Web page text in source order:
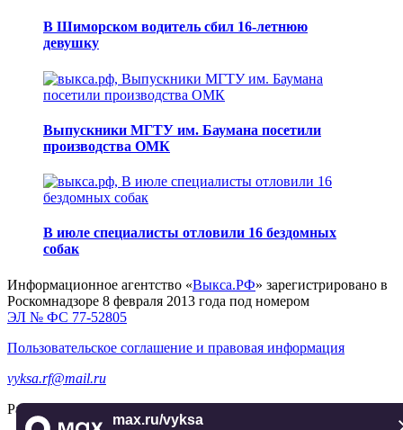
В Шиморском водитель сбил 16-летнюю
девушку
Выпускники МГТУ им. Баумана посетили
производства ОМК
В июле специалисты отловили 16 бездомных
собак
max.ru/vyksa
Информационное агентство «Выкса.РФ» зарегистрировано в
Роскомнадзоре 8 февраля 2013 года под номером
ЭЛ № ФС 77-52805
Пользовательское соглашение и правовая информация
vyksa.rf@mail.ru
Разработка и продвижение —